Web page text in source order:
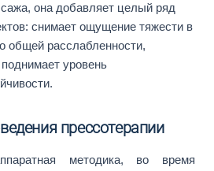
она добавляет целый ряд
снимает ощущение тяжести в
общей расслабленности,
уровень
прессотерапии
методика, во время